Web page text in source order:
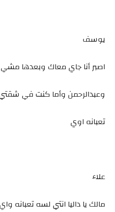
يوسف
اصبر أنا جاي معاك وبعدها
وعبدالرحمن وأما كنت في
تعبانه اوي
علاء
مالك يا داليا انتي لسه تعبانه